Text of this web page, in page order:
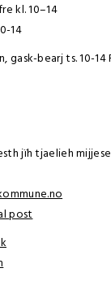
kl. 10–14
14
gask-bearj ts. 10-14
jïh tjaelieh
post